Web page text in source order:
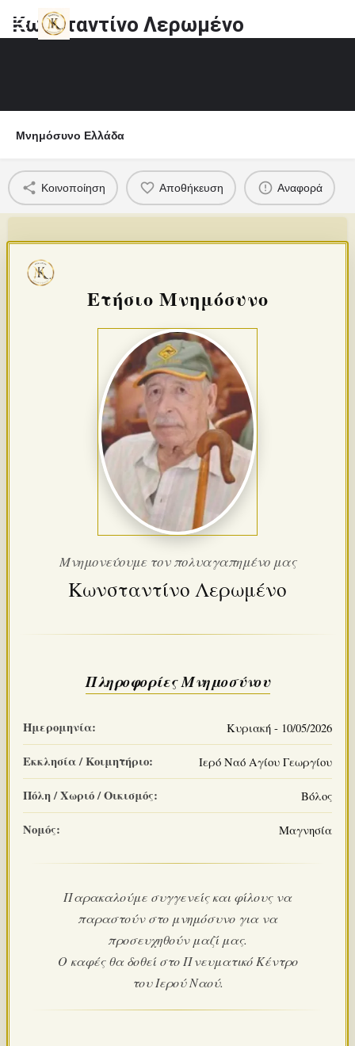
Κωνσταντίνο Λερωμένο
Μνημόσυνο Ελλάδα
Κοινοποίηση Αποθήκευση Αναφορά
Ετήσιο Μνημόσυνο
Μνημονεύουμε τον πολυαγαπημένο μας
Κωνσταντίνο Λερωμένο
Πληροφορίες Μνημοσύνου
Ημερομηνία: Κυριακή - 10/05/2026
Εκκλησία / Κοιμητήριο: Ιερό Ναό Αγίου Γεωργίου
Πόλη / Χωριό / Οικισμός: Βόλος
Νομός: Μαγνησία
Παρακαλούμε συγγενείς και φίλους να
παραστούν στο μνημόσυνο για να
προσευχηθούν μαζί μας.
Ο καφές θα δοθεί στο Πνευματικό Κέντρο
του Ιερού Ναού.